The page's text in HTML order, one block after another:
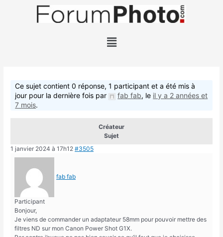
Ce sujet contient 0 réponse, 1 participant et a été mis à
jour pour la dernière fois par
fab fab, le il y a 2 années et
7 mois.
Créateur
Sujet
1 janvier 2024 à 17h12 #3505
fab fab
Participant
Bonjour,
Je viens de commander un adaptateur 58mm pour pouvoir mettre des
filtres ND sur mon Canon Power Shot G1X.